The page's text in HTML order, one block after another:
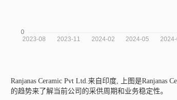
Ranjanas Ceramic Pvt Ltd.来自印度,
上图是Ranjanas
的趋势来了解当前公司的采供周期和业务稳定性。